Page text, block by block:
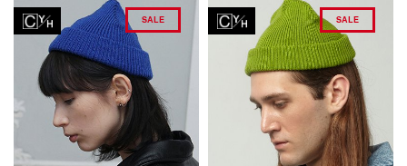
SALE SALE